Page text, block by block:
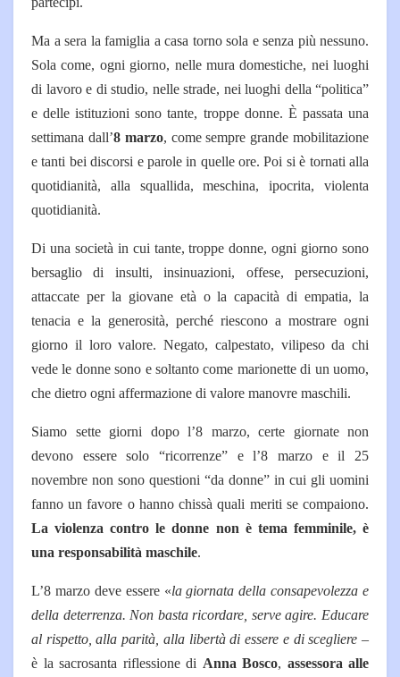
Ma a sera la famiglia a casa torno sola e senza più nessuno.
Sola come, ogni giorno, nelle mura domestiche, nei luoghi
di lavoro e di studio, nelle strade, nei luoghi della “politica”
e delle istituzioni sono tante, troppe donne. È passata una
settimana dall’8 marzo, come sempre grande mobilitazione
e tanti bei discorsi e parole in quelle ore. Poi si è tornati alla
quotidianità, alla squallida, meschina, ipocrita, violenta
quotidianità.
Di una società in cui tante, troppe donne, ogni giorno sono
bersaglio di insulti, insinuazioni, offese, persecuzioni,
attaccate per la giovane età o la capacità di empatia, la
tenacia e la generosità, perché riescono a mostrare ogni
giorno il loro valore. Negato, calpestato, vilipeso da chi
vede le donne sono e soltanto come marionette di un uomo,
che dietro ogni affermazione di valore manovre maschili.
Siamo sette giorni dopo l’8 marzo, certe giornate non
devono essere solo “ricorrenze” e l’8 marzo e il 25
novembre non sono questioni “da donne” in cui gli uomini
fanno un favore o hanno chissà quali meriti se compaiono.
La violenza contro le donne non è tema femminile, è
una responsabilità maschile.
L’8 marzo deve essere «la giornata della consapevolezza e
della deterrenza. Non basta ricordare, serve agire. Educare
al rispetto, alla parità, alla libertà di essere e di scegliere –
è la sacrosanta riflessione di Anna Bosco, assessora alle